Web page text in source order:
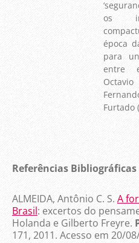
os
época
para
entre
Furtado
Referências Bibliográficas
ALMEIDA, Antônio C. S. A
Brasil: excertos do
Holanda e Gilberto Freyre.
171, 2011. Acesso em 20/